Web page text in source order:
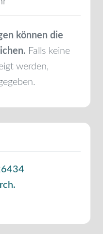
können die
Falls keine
werden,